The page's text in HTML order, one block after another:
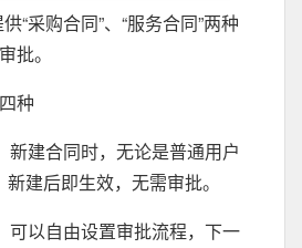
“采购合同”、“服务合同”两种
批。
种
新建合同时，无论是普通用户
建后即生效，无需审批。
可以自由设置审批流程，下一